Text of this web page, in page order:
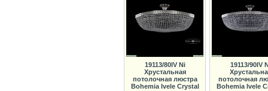
19113/80IV Ni
Хрустальная
потолочная люстра
Bohemia Ivele Crystal
19113/90IV
потолочная
Bohemia Ivele